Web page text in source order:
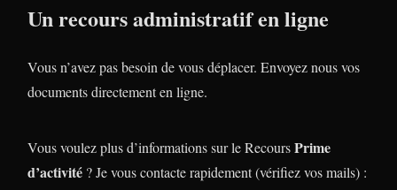
Un recours administratif en ligne
Vous n’avez pas besoin de vous déplacer. Envoyez nous vos
documents directement en ligne.
Vous voulez plus d’informations sur le RecoursPrime
d’activité ? Je vous contacte rapidement (vérifiez vos mails) :